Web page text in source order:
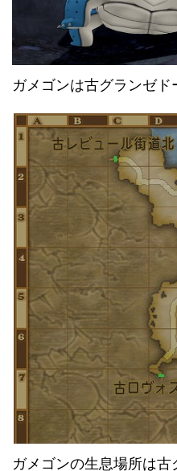
ガメゴンは古グランゼド
ガメゴンの生息場所は